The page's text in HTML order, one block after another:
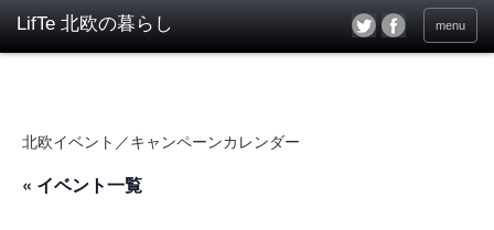
menu
北欧イベント／キャンペーンカレンダー
« イベント一覧